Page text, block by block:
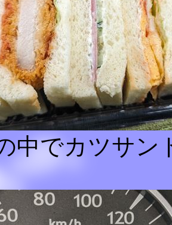
中でカツサン